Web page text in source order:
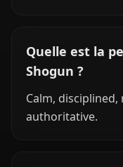
Quelle est la
Shogun ?
Calm,
authoritative.